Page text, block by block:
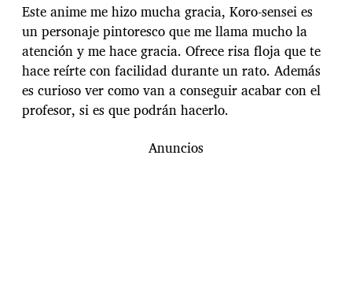
Este anime me hizo mucha gracia, Koro-sensei es
un personaje pintoresco que me llama mucho la
atención y me hace gracia. Ofrece risa floja que te
hace reírte con facilidad durante un rato. Además
es curioso ver como van a conseguir acabar con el
profesor, si es que podrán hacerlo.
Anuncios